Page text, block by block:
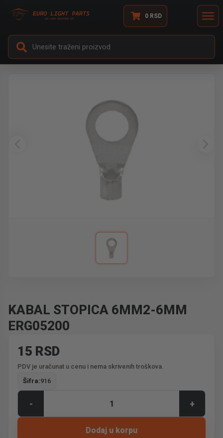
0 RSD
KABAL STOPICA 6MM2-6MM
ERG05200
15 RSD
PDV je uračunat u cenu i nema skrivenih troškova.
Šifra:916
- +
Dodaj u korpu